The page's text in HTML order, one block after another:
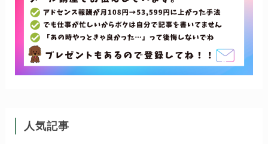
人気記事